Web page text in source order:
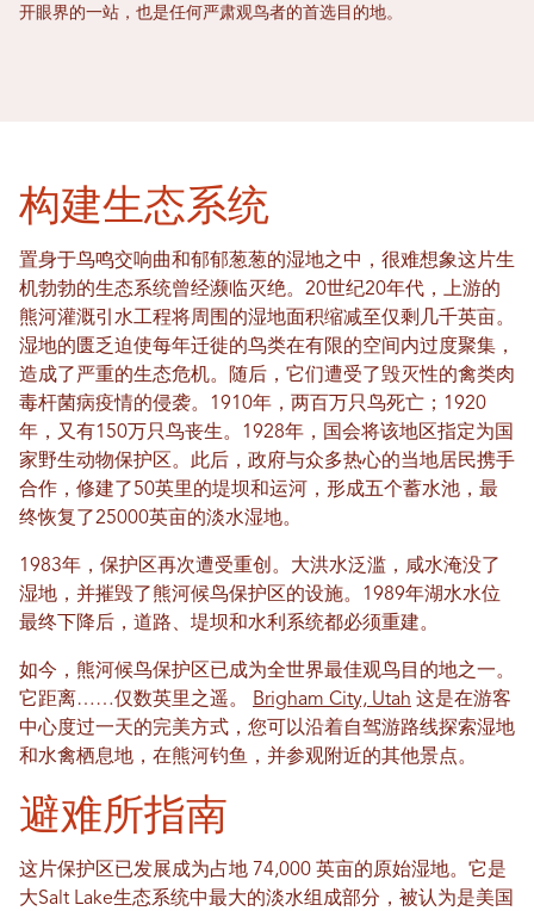
开眼界的一站，也是任何严肃观鸟者的首选目的地。
构建生态系统
置身于鸟鸣交响曲和郁郁葱葱的湿地之中，很难想象这片生
机勃勃的生态系统曾经濒临灭绝。20世纪20年代，上游的
熊河灌溉引水工程将周围的湿地面积缩减至仅剩几千英亩。
湿地的匮乏迫使每年迁徙的鸟类在有限的空间内过度聚集，
造成了严重的生态危机。随后，它们遭受了毁灭性的禽类肉
毒杆菌病疫情的侵袭。1910年，两百万只鸟死亡；1920
年，又有150万只鸟丧生。1928年，国会将该地区指定为国
家野生动物保护区。此后，政府与众多热心的当地居民携手
合作，修建了50英里的堤坝和运河，形成五个蓄水池，最
终恢复了25000英亩的淡水湿地。
1983年，保护区再次遭受重创。大洪水泛滥，咸水淹没了
湿地，并摧毁了熊河候鸟保护区的设施。1989年湖水水位
最终下降后，道路、堤坝和水利系统都必须重建。
如今，熊河候鸟保护区已成为全世界最佳观鸟目的地之一。
它距离……仅数英里之遥。
Brigham City, Utah 这是在游客
中心度过一天的完美方式，您可以沿着自驾游路线探索湿地
和水禽栖息地，在熊河钓鱼，并参观附近的其他景点。
避难所指南
这片保护区已发展成为占地 74,000 英亩的原始湿地。它是
大Salt Lake生态系统中最大的淡水组成部分，被认为是美国